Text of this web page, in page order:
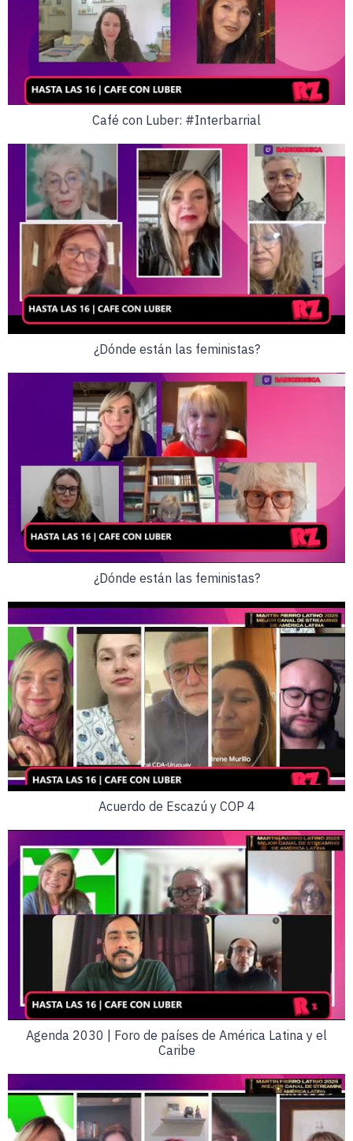
Café con Luber: #Interbarrial
¿Dónde están las feministas?
¿Dónde están las feministas?
Acuerdo de Escazú y COP 4
Agenda 2030 | Foro de países de América Latina y el
Caribe